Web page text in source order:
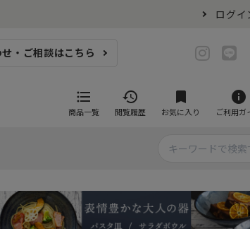
ログイ
・ご相談はこちら
- マグカップ
- カップ・タンブラー
耐
-
-
いの食卓~ 黒い食器セット
グ
format_list_bulleted
商品一覧
history
閲覧履歴
bookmark
お気に入り
info
ご利用ガ